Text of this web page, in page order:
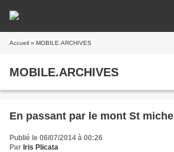
Accueil » MOBILE.ARCHIVES
MOBILE.ARCHIVES
En passant par le mont St michel
Publié le 06/07/2014 à 00:26
Par Iris Plicata